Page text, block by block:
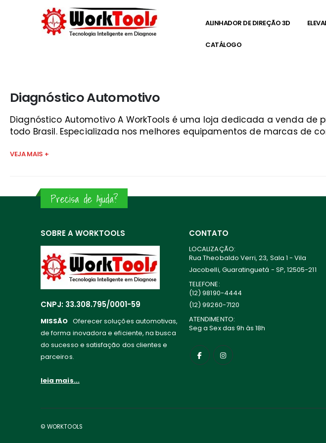
ALINHADOR DE DIREÇÃO 3D
CATÁLOGO
Diagnóstico Automotivo
Diagnóstico Automotivo A WorkTools é uma loja dedicada a venda
todo Brasil. Especializada nos melhores equipamentos de marcas de
VEJA MAIS +
Precisa de Ajuda?
SOBRE A WORKTOOLS
CNPJ: 33.308.795/0001-59
MISSÃO Oferecer soluções automotivas,
de forma inovadora e eficiente, na busca
do sucesso e satisfação dos clientes e
parceiros.
leia mais...
CONTATO
LOCALIZAÇÃO:
Rua Theobaldo Verri, 23, Sala 1 - Vila
Jacobelli, Guaratinguetá - SP, 12505-211
TELEFONE:
(12) 98190-4444
(12) 99260-7120
ATENDIMENTO:
Seg a Sex das 9h às 18h
© WORKTOOLS